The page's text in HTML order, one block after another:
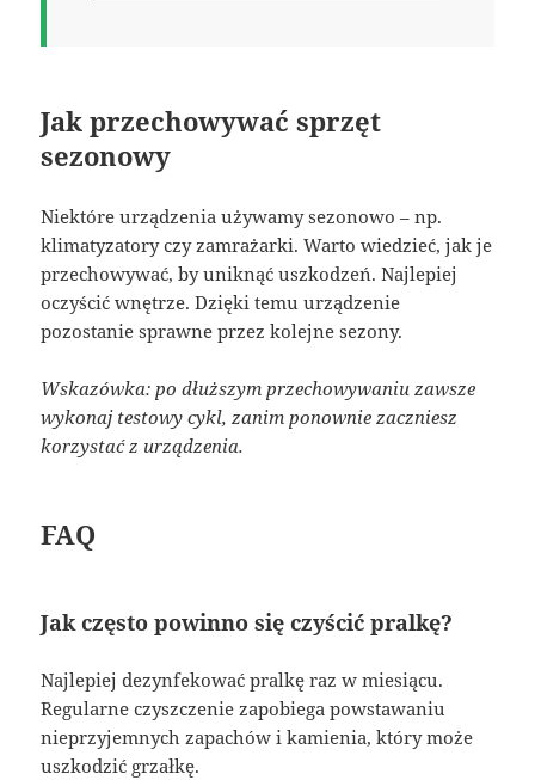
Jak przechowywać sprzęt
sezonowy
Niektóre urządzenia używamy sezonowo – np.
klimatyzatory czy zamrażarki. Warto wiedzieć, jak je
przechowywać, by uniknąć uszkodzeń. Najlepiej
oczyścić wnętrze. Dzięki temu urządzenie
pozostanie sprawne przez kolejne sezony.
Wskazówka: po dłuższym przechowywaniu zawsze
wykonaj testowy cykl, zanim ponownie zaczniesz
korzystać z urządzenia.
FAQ
Jak często powinno się czyścić pralkę?
Najlepiej dezynfekować pralkę raz w miesiącu.
Regularne czyszczenie zapobiega powstawaniu
nieprzyjemnych zapachów i kamienia, który może
uszkodzić grzałkę.